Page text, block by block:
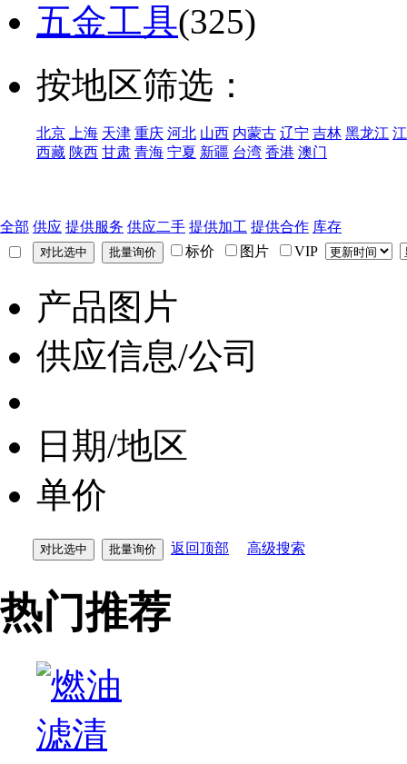
五金工具(325)
按地区筛选：
北京 上海 天津 重庆 河北 山西 内蒙古 辽宁 吉林 黑龙江
西藏 陕西 甘肃 青海 宁夏 新疆 台湾 香港 澳门
全部 供应 提供服务 供应二手 提供加工 提供合作 库存
标价
图片 VIP
产品图片
供应信息/公司
日期/地区
单价
返回顶部 高级搜索
热门推荐